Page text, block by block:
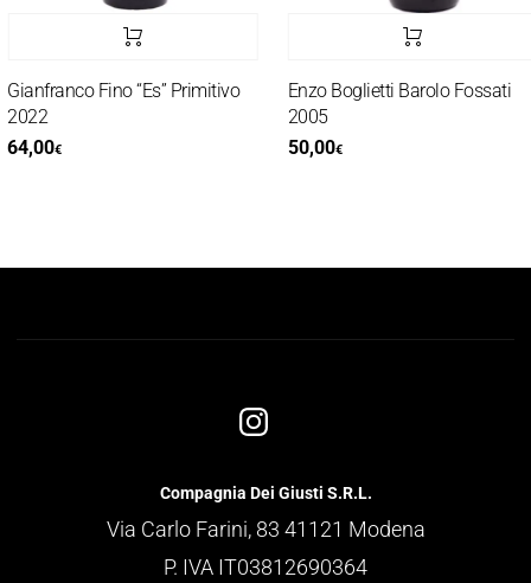
Fino “Es” Primitivo
€
Enzo Boglietti Barolo Fossati
2005
50,00€
Compagnia Dei Giusti S.R.L.
Via Carlo Farini, 83 41121 Modena
P. IVA IT03812690364